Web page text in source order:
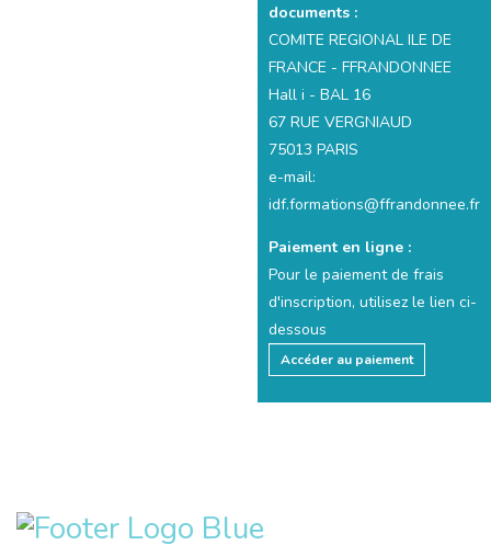
documents :
COMITE REGIONAL ILE DE
FRANCE - FFRANDONNEE
Hall i - BAL 16
67 RUE VERGNIAUD
75013 PARIS
e-mail:
idf.formations@ffrandonnee.fr
Paiement en ligne :
Pour le paiement de frais
d'inscription, utilisez le lien ci-
dessous
Accéder au paiement